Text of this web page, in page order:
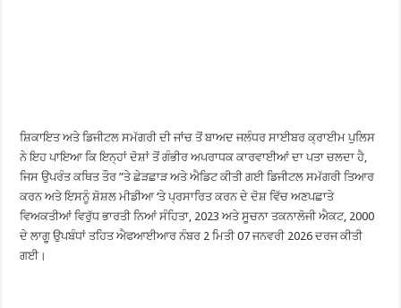
ਸ਼ਿਕਾਇਤ ਅਤੇ ਡਿਜੀਟਲ ਸਮੱਗਰੀ ਦੀ ਜਾਂਚ ਤੋਂ ਬਾਅਦ ਜਲੰਧਰ ਸਾਈਬਰ ਕ੍ਰਾਈਮ ਪੁਲਿਸ
ਨੇ ਇਹ ਪਾਇਆ ਕਿ ਇਨ੍ਹਾਂ ਦੋਸ਼ਾਂ ਤੋਂ ਗੰਭੀਰ ਅਪਰਾਧਕ ਕਾਰਵਾਈਆਂ ਦਾ ਪਤਾ ਚਲਦਾ ਹੈ,
ਜਿਸ ਉਪਰੰਤ ਕਥਿਤ ਤੌਰ ”ਤੇ ਛੇੜਛਾੜ ਅਤੇ ਐਡਿਟ ਕੀਤੀ ਗਈ ਡਿਜੀਟਲ ਸਮੱਗਰੀ ਤਿਆਰ
ਕਰਨ ਅਤੇ ਇਸਨੂੰ ਸ਼ੋਸ਼ਲ ਮੀਡੀਆ ‘ਤੇ ਪ੍ਰਸਾਰਿਤ ਕਰਨ ਦੇ ਦੋਸ਼ ਵਿੱਚ ਅਣਪਛਾਤੇ
ਵਿਅਕਤੀਆਂ ਵਿਰੁੱਧ ਭਾਰਤੀ ਨਿਆਂ ਸੰਹਿਤਾ, 2023 ਅਤੇ ਸੂਚਨਾ ਤਕਨਾਲੋਜੀ ਐਕਟ, 2000
ਦੇ ਲਾਗੂ ਉਪਬੰਧਾਂ ਤਹਿਤ ਐਫਆਈਆਰ ਨੰਬਰ 2 ਮਿਤੀ 07 ਜਨਵਰੀ 2026 ਦਰਜ ਕੀਤੀ
ਗਈ।